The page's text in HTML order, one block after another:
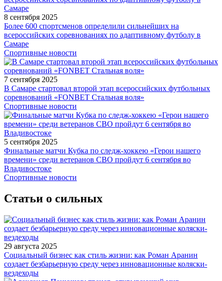
8 сентября 2025
Более 600 спортсменов определили сильнейших на
всероссийских соревнованиях по адаптивному футболу в
Самаре
Спортивные новости
7 сентября 2025
В Самаре стартовал второй этап всероссийских футбольных
соревнований «FONBET Стальная воля»
Спортивные новости
5 сентября 2025
Финальные матчи Кубка по следж-хоккею «Герои нашего
времени» среди ветеранов СВО пройдут 6 сентября во
Владивостоке
Спортивные новости
Статьи о сильных
29 августа 2025
Социальный бизнес как стиль жизни: как Роман Аранин
создает безбарьерную среду через инновационные коляски-
вездеходы